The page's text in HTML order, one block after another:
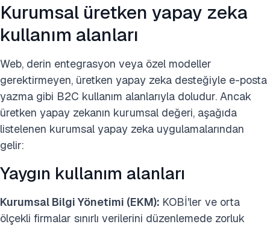
Kurumsal üretken yapay zeka
kullanım alanları
Web, derin entegrasyon veya özel modeller
gerektirmeyen, üretken yapay zeka desteğiyle e-posta
yazma gibi B2C kullanım alanlarıyla doludur. Ancak
üretken yapay zekanın kurumsal değeri, aşağıda
listelenen kurumsal yapay zeka uygulamalarından
gelir:
Yaygın kullanım alanları
Kurumsal Bilgi Yönetimi (EKM): KOBİ'ler ve orta
ölçekli firmalar sınırlı verilerini düzenlemede zorluk